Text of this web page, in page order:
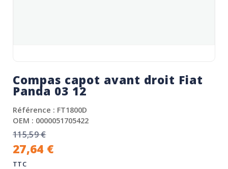
Compas capot avant droit Fiat
Panda 03 12
Référence : FT1800D
OEM : 0000051705422
115,59€
27,64 €
TTC